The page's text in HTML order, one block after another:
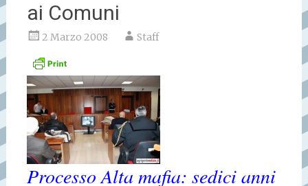
ai Comuni
2 Marzo 2008 Staff
Processo Alta mafia: sedici anni